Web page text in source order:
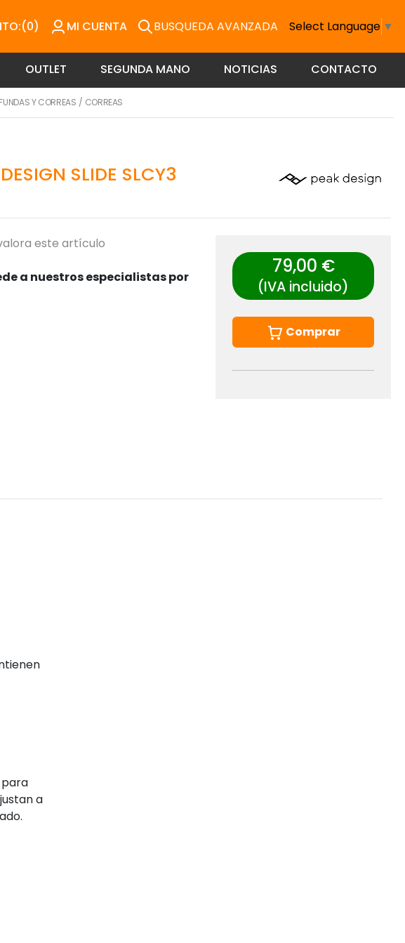
(0) MI CUENTA BUSQUEDA AVANZADA Select Language ▼
OUTLET SEGUNDA MANO NOTICIAS CONTACTO
Y CORREAS / CORREAS
SLIDE SLCY3
este artículo
a nuestros especialistas por
79,00 €
(IVA incluido)
Comprar
para
a